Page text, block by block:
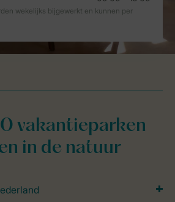
vakantieparken
in de natuur